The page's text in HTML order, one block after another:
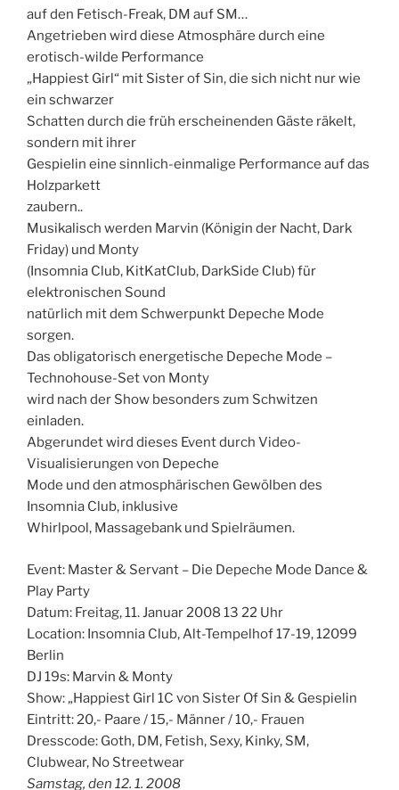
auf den Fetisch-Freak, DM auf SM…
Angetrieben wird diese Atmosphäre durch eine
erotisch-wilde Performance
„Happiest Girl“ mit Sister of Sin, die sich nicht nur wie
ein schwarzer
Schatten durch die früh erscheinenden Gäste räkelt,
sondern mit ihrer
Gespielin eine sinnlich-einmalige Performance auf das
Holzparkett
zaubern..
Musikalisch werden Marvin (Königin der Nacht, Dark
Friday) und Monty
(Insomnia Club, KitKatClub, DarkSide Club) für
elektronischen Sound
natürlich mit dem Schwerpunkt Depeche Mode
sorgen.
Das obligatorisch energetische Depeche Mode –
Technohouse-Set von Monty
wird nach der Show besonders zum Schwitzen
einladen.
Abgerundet wird dieses Event durch Video-
Visualisierungen von Depeche
Mode und den atmosphärischen Gewölben des
Insomnia Club, inklusive
Whirlpool, Massagebank und Spielräumen.
Event: Master & Servant – Die Depeche Mode Dance &
Play Party
Datum: Freitag, 11. Januar 2008 13 22 Uhr
Location: Insomnia Club, Alt-Tempelhof 17-19, 12099
Berlin
DJ 19s: Marvin & Monty
Show: „Happiest Girl 1C von Sister Of Sin & Gespielin
Eintritt: 20,- Paare / 15,- Männer / 10,- Frauen
Dresscode: Goth, DM, Fetish, Sexy, Kinky, SM,
Clubwear, No Streetwear
Samstag, den 12. 1. 2008